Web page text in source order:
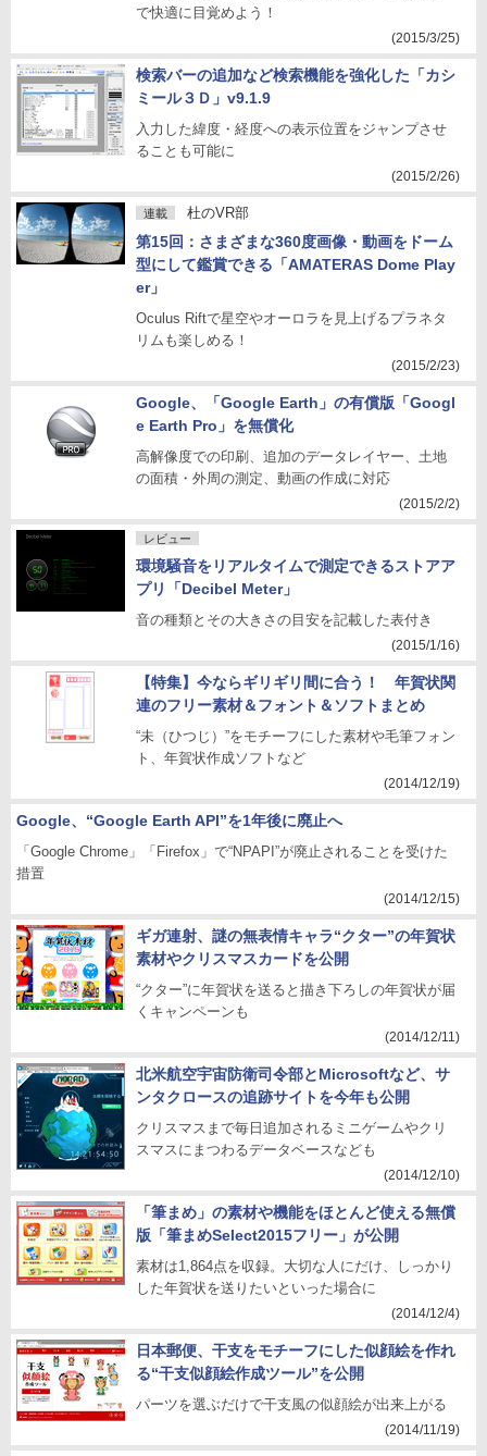
で快適に目覚めよう！
(2015/3/25)
検索バーの追加など検索機能を強化した「カシ
ミール３Ｄ」v9.1.9
入力した緯度・経度への表示位置をジャンプさせ
ることも可能に
(2015/2/26)
連載 杜のVR部
第15回：さまざまな360度画像・動画をドーム
型にして鑑賞できる「AMATERAS Dome Play
er」
Oculus Riftで星空やオーロラを見上げるプラネタ
リムも楽しめる！
(2015/2/23)
Google、「Google Earth」の有償版「Googl
e Earth Pro」を無償化
高解像度での印刷、追加のデータレイヤー、土地
の面積・外周の測定、動画の作成に対応
(2015/2/2)
レビュー
環境騒音をリアルタイムで測定できるストアア
プリ「Decibel Meter」
音の種類とその大きさの目安を記載した表付き
(2015/1/16)
【特集】今ならギリギリ間に合う！ 年賀状関
連のフリー素材＆フォント＆ソフトまとめ
“未（ひつじ）”をモチーフにした素材や毛筆フォン
ト、年賀状作成ソフトなど
(2014/12/19)
Google、“Google Earth API”を1年後に廃止へ
「Google Chrome」「Firefox」で“NPAPI”が廃止されることを受けた
措置
(2014/12/15)
ギガ連射、謎の無表情キャラ“クター”の年賀状
素材やクリスマスカードを公開
“クター”に年賀状を送ると描き下ろしの年賀状が届
くキャンペーンも
(2014/12/11)
北米航空宇宙防衛司令部とMicrosoftなど、サ
ンタクロースの追跡サイトを今年も公開
クリスマスまで毎日追加されるミニゲームやクリ
スマスにまつわるデータベースなども
(2014/12/10)
「筆まめ」の素材や機能をほとんど使える無償
版「筆まめSelect2015フリー」が公開
素材は1,864点を収録。大切な人にだけ、しっかり
した年賀状を送りたいといった場合に
(2014/12/4)
日本郵便、干支をモチーフにした似顔絵を作れ
る“干支似顔絵作成ツール”を公開
パーツを選ぶだけで干支風の似顔絵が出来上がる
(2014/11/19)